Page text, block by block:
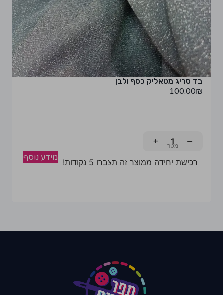
בד סריג מטאליק כסף ולבן
100.00₪
−
+
רכישת יחידה ממוצר זה תצברו 5 נקודות! מידע נוסף